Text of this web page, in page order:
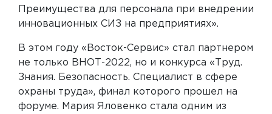
Преимущества для персонала при внедрении
инновационных СИЗ на предприятиях».
В этом году «Восток-Сервис» стал партнером
не только ВНОТ-2022, но и конкурса «Труд.
Знания. Безопасность. Специалист в сфере
охраны труда», финал которого прошел на
форуме. Мария Яловенко стала одним из